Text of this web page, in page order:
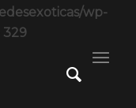
wp-
329